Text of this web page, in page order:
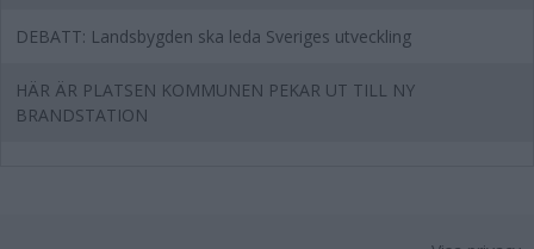
DEBATT: Landsbygden ska leda Sveriges utveckling
HÄR ÄR PLATSEN KOMMUNEN PEKAR UT TILL NY
BRANDSTATION